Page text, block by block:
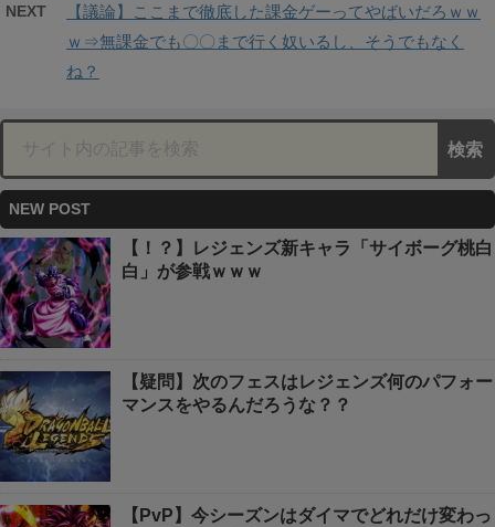
NEXT
【議論】ここまで徹底した課金ゲーってやばいだろｗｗ
ｗ⇒無課金でも〇〇まで行く奴いるし、そうでもなく
ね？
NEW POST
【！？】レジェンズ新キャラ「サイボーグ桃白
白」が参戦ｗｗｗ
【疑問】次のフェスはレジェンズ何のパフォー
マンスをやるんだろうな？？
【PvP】今シーズンはダイマでどれだけ変わっ